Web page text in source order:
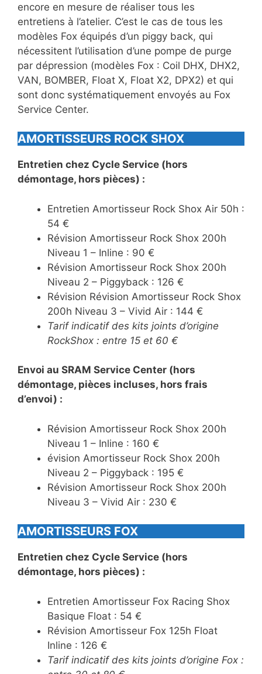
encore en mesure de réaliser tous les
entretiens à l’atelier. C’est le cas de tous les
modèles Fox équipés d’un piggy back, qui
nécessitent l’utilisation d’une pompe de purge
par dépression (modèles Fox : Coil DHX, DHX2,
VAN, BOMBER, Float X, Float X2, DPX2) et qui
sont donc systématiquement envoyés au Fox
Service Center.
AMORTISSEURS ROCK SHOX
Entretien chez Cycle Service (hors
démontage, hors pièces) :
Entretien Amortisseur Rock Shox Air 50h :
54 €
Révision Amortisseur Rock Shox 200h
Niveau 1 – Inline : 90 €
Révision Amortisseur Rock Shox 200h
Niveau 2 – Piggyback : 126 €
Révision Révision Amortisseur Rock Shox
200h Niveau 3 – Vivid Air : 144 €
Tarif indicatif des kits joints d’origine
RockShox : entre 15 et 60 €
Envoi au SRAM Service Center (hors
démontage, pièces incluses, hors frais
d’envoi) :
Révision Amortisseur Rock Shox 200h
Niveau 1 – Inline : 160 €
évision Amortisseur Rock Shox 200h
Niveau 2 – Piggyback : 195 €
Révision Amortisseur Rock Shox 200h
Niveau 3 – Vivid Air : 230 €
AMORTISSEURS FOX
Entretien chez Cycle Service (hors
démontage, hors pièces) :
Entretien Amortisseur Fox Racing Shox
Basique Float : 54 €
Révision Amortisseur Fox 125h Float
Inline : 126 €
Tarif indicatif des kits joints d’origine Fox :